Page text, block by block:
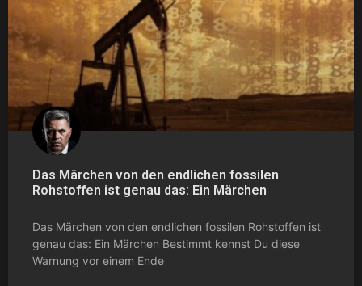
Das Märchen von den endlichen fossilen
Rohstoffen ist genau das: Ein Märchen
Das Märchen von den endlichen fossilen Rohstoffen ist
genau das: Ein Märchen Bestimmt kennst Du diese
Warnung vor einem Ende